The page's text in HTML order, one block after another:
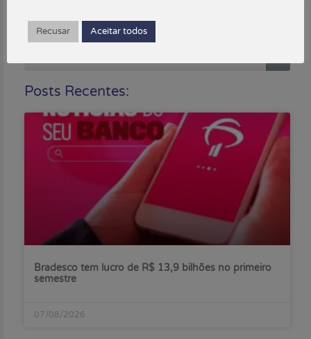
Buscar:
Posts Recentes:
Bradesco tem lucro de R$ 13,9 bilhões no primeiro
semestre
07/08/2026
Recusar Aceitar todos